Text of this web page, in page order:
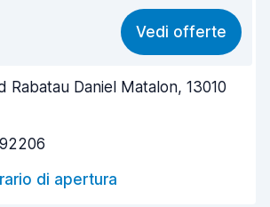
7,8
8,2
agenti 7,9
Vedi offerte
Rabatau Daniel Matalon, 13010
di apertura